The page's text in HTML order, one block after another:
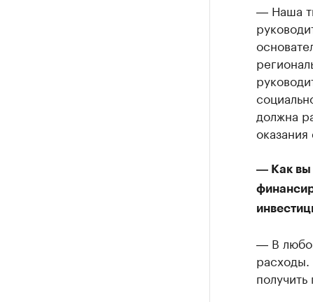
― Наша
должна
― Как вы
― В
расходы.
получить